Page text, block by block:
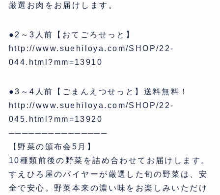
厳選お肉をお届けします。
●2～3人前【おてごろせっと】
http://www.suehiloya.com/SHOP/22-
044.html?mm=13910
●3～4人前【ごまんえつせっと】送料無料！
http://www.suehiloya.com/SHOP/22-
045.html?mm=13920
───────────────
【野菜の頒布会5月】
10種類前後の野菜を詰め合わせてお届けします。
すえひろ屋のバイヤーが厳選した旬の野菜は、安
全で安心。野菜本来の濃い味をお楽しみいただけ